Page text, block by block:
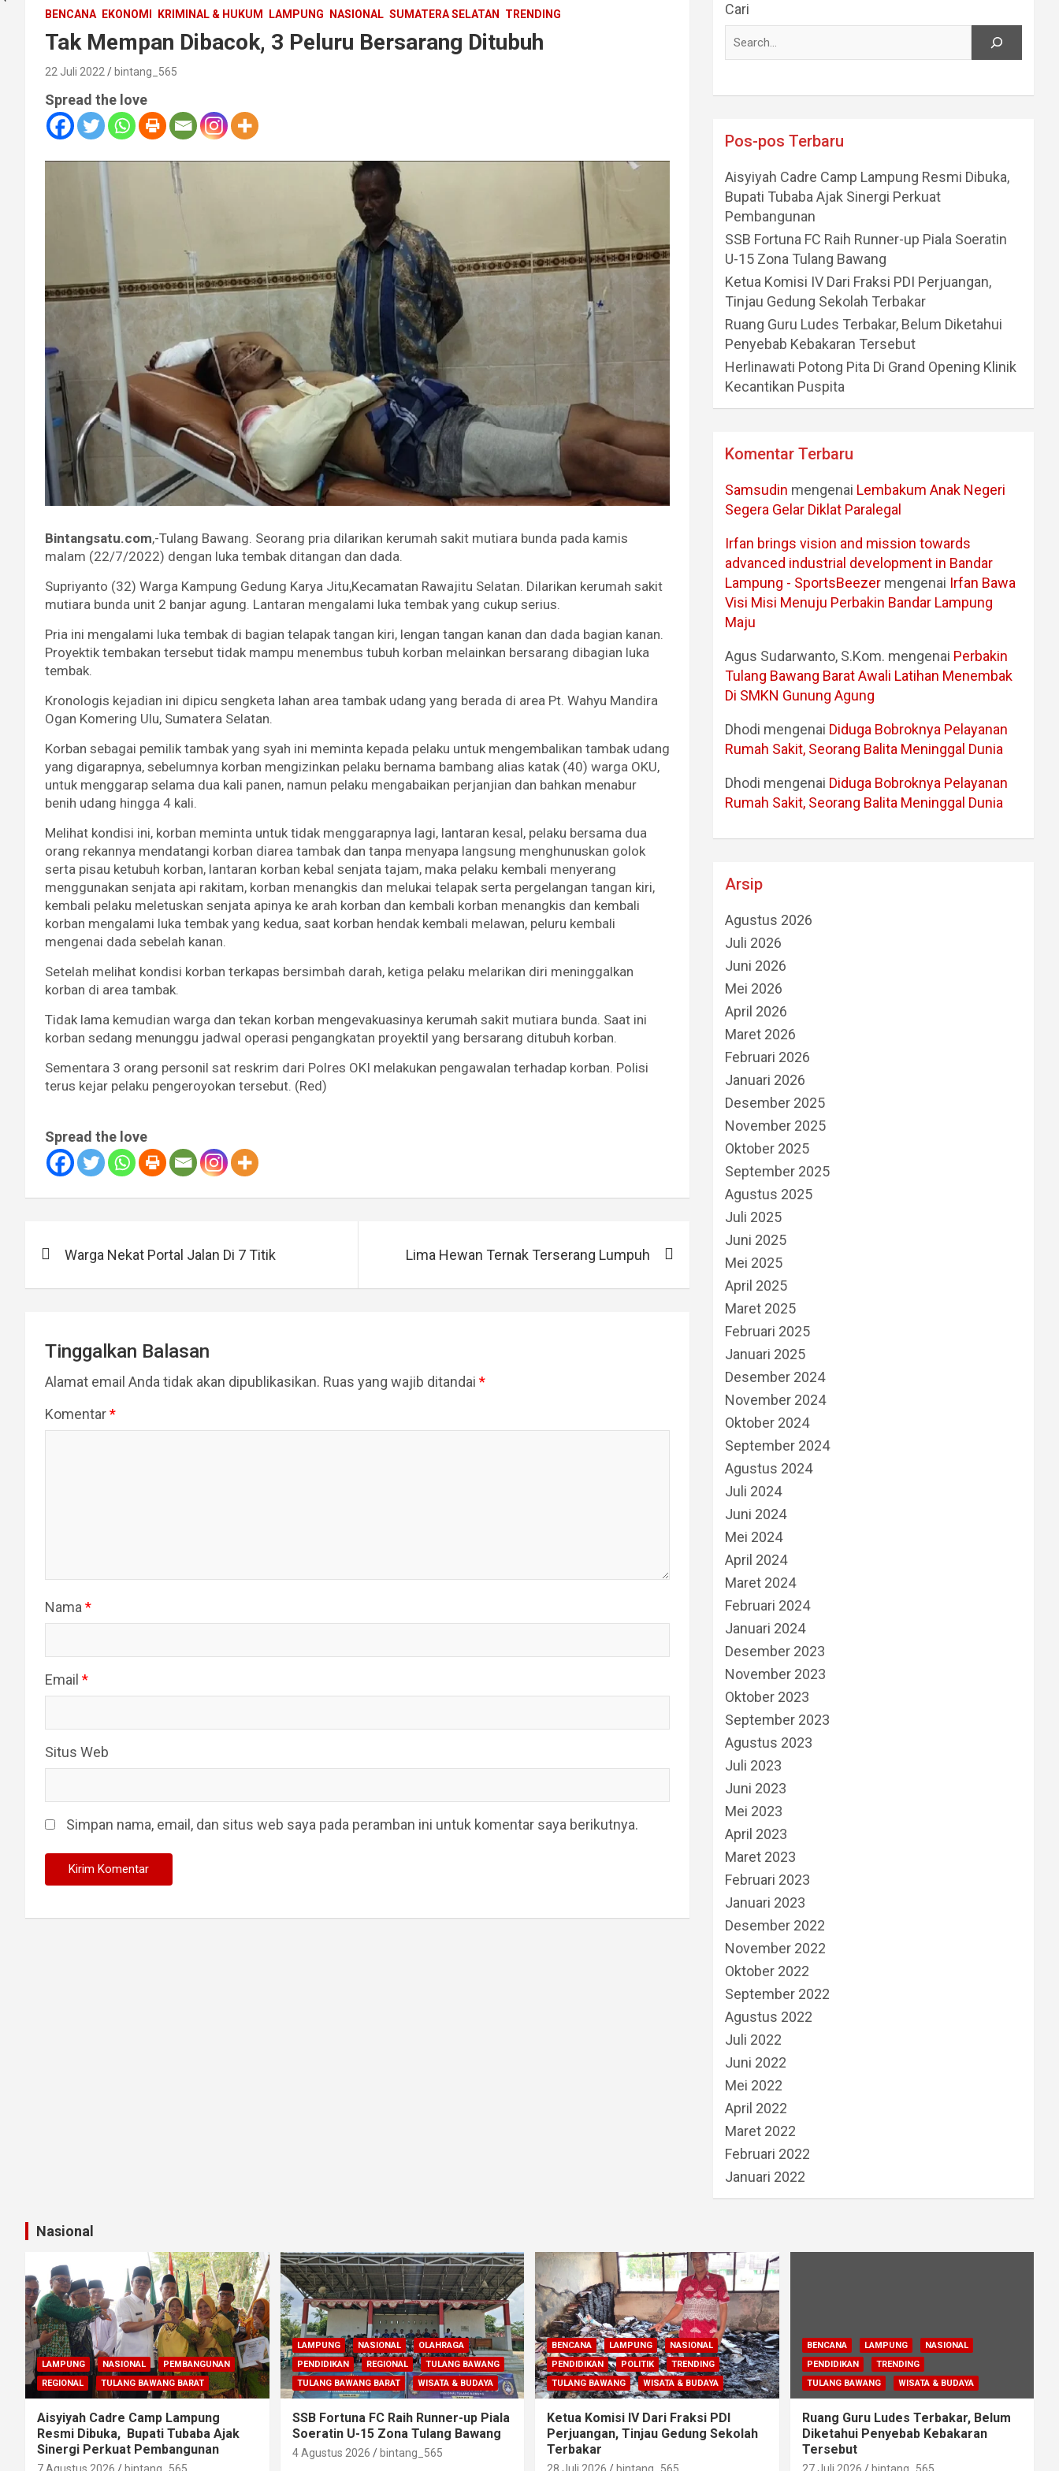
BENCANA EKONOMI KRIMINAL & HUKUM LAMPUNG NASIONAL SUMATERA SELATAN TRENDING
Tak Mempan Dibacok, 3 Peluru Bersarang Ditubuh
22 Juli 2022 bintang_565
Spread the love
Bintangsatu.com,-Tulang Bawang. Seorang pria dilarikan kerumah sakit mutiara bunda pada kamis
malam (22/7/2022) dengan luka tembak ditangan dan dada.
Supriyanto (32) Warga Kampung Gedung Karya Jitu,Kecamatan Rawajitu Selatan. Dilarikan kerumah sakit
mutiara bunda unit 2 banjar agung. Lantaran mengalami luka tembak yang cukup serius.
Pria ini mengalami luka tembak di bagian telapak tangan kiri, lengan tangan kanan dan dada bagian kanan.
Proyektik tembakan tersebut tidak mampu menembus tubuh korban melainkan bersarang dibagian luka
tembak.
Kronologis kejadian ini dipicu sengketa lahan area tambak udang yang berada di area Pt. Wahyu Mandira
Ogan Komering Ulu, Sumatera Selatan.
Korban sebagai pemilik tambak yang syah ini meminta kepada pelaku untuk mengembalikan tambak udang
yang digarapnya, sebelumnya korban mengizinkan pelaku bernama bambang alias katak (40) warga OKU,
untuk menggarap selama dua kali panen, namun pelaku mengabaikan perjanjian dan bahkan menabur
benih udang hingga 4 kali.
Melihat kondisi ini, korban meminta untuk tidak menggarapnya lagi, lantaran kesal, pelaku bersama dua
orang rekannya mendatangi korban diarea tambak dan tanpa menyapa langsung menghunuskan golok
serta pisau ketubuh korban, lantaran korban kebal senjata tajam, maka pelaku kembali menyerang
menggunakan senjata api rakitam, korban menangkis dan melukai telapak serta pergelangan tangan kiri,
kembali pelaku meletuskan senjata apinya ke arah korban dan kembali korban menangkis dan kembali
korban mengalami luka tembak yang kedua, saat korban hendak kembali melawan, peluru kembali
mengenai dada sebelah kanan.
Setelah melihat kondisi korban terkapas bersimbah darah, ketiga pelaku melarikan diri meninggalkan
korban di area tambak.
Tidak lama kemudian warga dan tekan korban mengevakuasinya kerumah sakit mutiara bunda. Saat ini
korban sedang menunggu jadwal operasi pengangkatan proyektil yang bersarang ditubuh korban.
Sementara 3 orang personil sat reskrim dari Polres OKI melakukan pengawalan terhadap korban. Polisi
terus kejar pelaku pengeroyokan tersebut. (Red)
Spread the love
pos
Warga Nekat Portal Jalan Di 7 Titik Lima Hewan Ternak Terserang Lumpuh
Tinggalkan Balasan
Alamat email Anda tidak akan dipublikasikan. Ruas yang wajib ditandai *
Komentar*
Nama *
Email *
Situs Web
Simpan nama, email, dan situs web saya pada peramban ini untuk komentar saya berikutnya.
Cari
Pos-pos Terbaru
Aisyiyah Cadre Camp Lampung Resmi Dibuka,
Bupati Tubaba Ajak Sinergi Perkuat
Pembangunan
SSB Fortuna FC Raih Runner-up Piala Soeratin
U-15 Zona Tulang Bawang
Ketua Komisi IV Dari Fraksi PDI Perjuangan,
Tinjau Gedung Sekolah Terbakar
Ruang Guru Ludes Terbakar, Belum Diketahui
Penyebab Kebakaran Tersebut
Herlinawati Potong Pita Di Grand Opening Klinik
Kecantikan Puspita
Komentar Terbaru
Samsudin mengenai Lembakum Anak Negeri
Segera Gelar Diklat Paralegal
Irfan brings vision and mission towards
advanced industrial development in Bandar
Lampung - SportsBeezer mengenai Irfan Bawa
Visi Misi Menuju Perbakin Bandar Lampung
Maju
Agus Sudarwanto, S.Kom. mengenai Perbakin
Tulang Bawang Barat Awali Latihan Menembak
Di SMKN Gunung Agung
Dhodi mengenai Diduga Bobroknya Pelayanan
Rumah Sakit, Seorang Balita Meninggal Dunia
Dhodi mengenai Diduga Bobroknya Pelayanan
Rumah Sakit, Seorang Balita Meninggal Dunia
Arsip
Agustus 2026
Juli 2026
Juni 2026
Mei 2026
April 2026
Maret 2026
Februari 2026
Januari 2026
Desember 2025
November 2025
Oktober 2025
September 2025
Agustus 2025
Juli 2025
Juni 2025
Mei 2025
April 2025
Maret 2025
Februari 2025
Januari 2025
Desember 2024
November 2024
Oktober 2024
September 2024
Agustus 2024
Juli 2024
Juni 2024
Mei 2024
April 2024
Maret 2024
Februari 2024
Januari 2024
Desember 2023
November 2023
Oktober 2023
September 2023
Agustus 2023
Juli 2023
Juni 2023
Mei 2023
April 2023
Maret 2023
Februari 2023
Januari 2023
Desember 2022
November 2022
Oktober 2022
September 2022
Agustus 2022
Juli 2022
Juni 2022
Mei 2022
April 2022
Maret 2022
Februari 2022
Januari 2022
Nasional
LAMPUNG NASIONAL
PEMBANGUNAN
REGIONAL
TULANG BAWANG BARAT
Aisyiyah Cadre Camp Lampung
Resmi Dibuka, Bupati Tubaba Ajak
Sinergi Perkuat Pembangunan
7 Agustus 2026 bintang_565
LAMPUNG NASIONAL
OLAHRAGA
PENDIDIKAN
REGIONAL
TULANG BAWANG
TULANG BAWANG BARAT
WISATA & BUDAYA
SSB Fortuna FC Raih Runner-up Piala
Soeratin U-15 Zona Tulang Bawang
4 Agustus 2026 bintang_565
BENCANA LAMPUNG
NASIONAL
PENDIDIKAN
POLITIK
TRENDING
TULANG BAWANG
WISATA & BUDAYA
Ketua Komisi IV Dari Fraksi PDI
Perjuangan, Tinjau Gedung Sekolah
Terbakar
28 Juli 2026 bintang_565
BENCANA LAMPUNG
NASIONAL
PENDIDIKAN
TRENDING
TULANG BAWANG
WISATA & BUDAYA
Ruang Guru Ludes Terbakar, Belum
Diketahui Penyebab Kebakaran
Tersebut
27 Juli 2026 bintang_565